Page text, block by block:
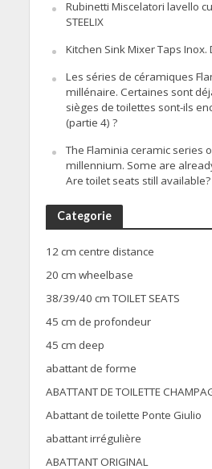
Rubinetti Miscelatori lavello
STEELIX
Kitchen Sink Mixer Taps Inox.
Les séries de céramiques
millénaire. Certaines sont
sièges de toilettes sont-ils
(partie 4) ?
The Flaminia ceramic series
millennium. Some are
Are toilet seats still available?
Categorie
12 cm centre distance
20 cm wheelbase
38/39/40 cm TOILET SEATS
45 cm de profondeur
45 cm deep
abattant de forme
ABATTANT DE TOILETTE
Abattant de toilette Ponte Giulio
abattant irrégulière
ABATTANT ORIGINAL